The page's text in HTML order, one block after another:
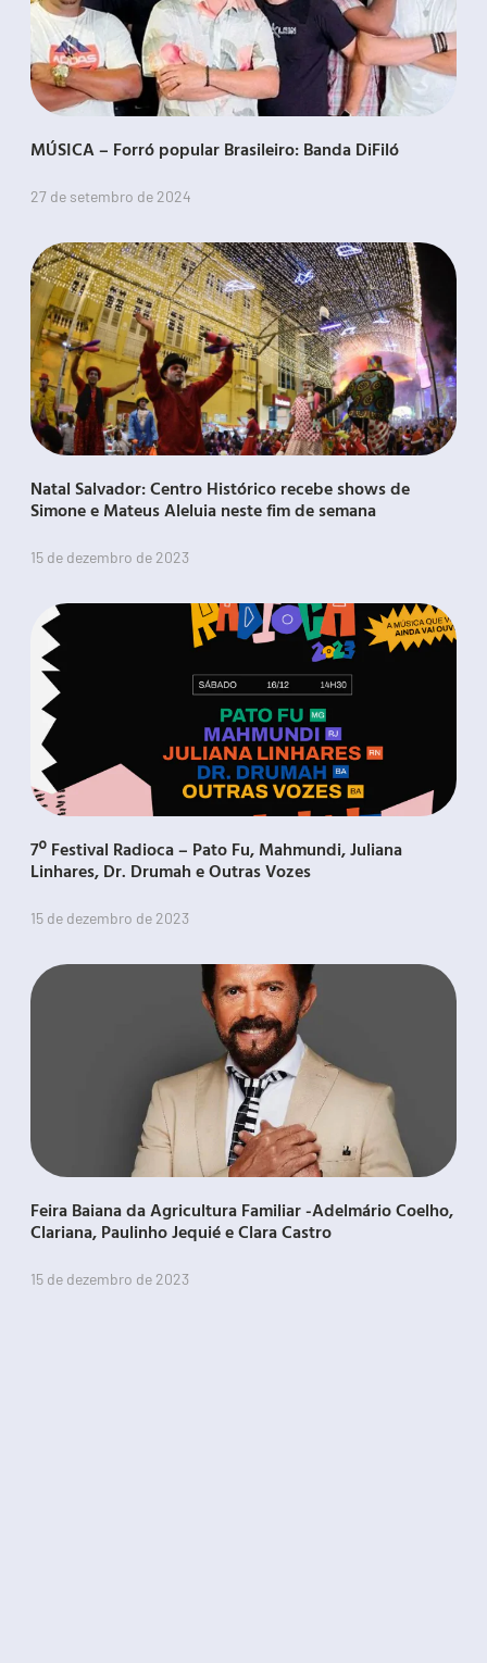
MÚSICA – Forró popular Brasileiro: Banda DiFiló
27 de setembro de 2024
Natal Salvador: Centro Histórico recebe shows de
Simone e Mateus Aleluia neste fim de semana
15 de dezembro de 2023
7º Festival Radioca – Pato Fu, Mahmundi, Juliana
Linhares, Dr. Drumah e Outras Vozes
15 de dezembro de 2023
Feira Baiana da Agricultura Familiar -Adelmário Coelho,
Clariana, Paulinho Jequié e Clara Castro
15 de dezembro de 2023